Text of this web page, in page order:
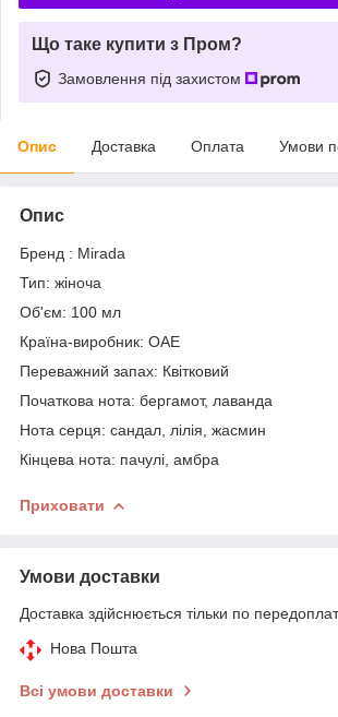
Що таке купити з Пром?
Замовлення під захистом
Опис Доставка Оплата Умови
Опис
Бренд : Mirada
Тип: жіноча
Об'єм: 100 мл
Країна-виробник: ОАЕ
Переважний запах: Квітковий
Початкова нота: бергамот, лаванда
Нота серця: сандал, лілія, жасмин
Кінцева нота: пачулі, амбра
Приховати
Умови доставки
Доставка здійснюється тільки по
Нова Пошта
Всі умови доставки